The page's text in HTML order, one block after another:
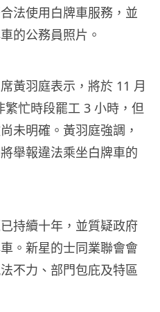
法使用白牌車服務，並
的公務員照片。
黃羽庭表示，將於 11 月
忙時段罷工 3 小時，但
未明確。黃羽庭強調，
舉報違法乘坐白牌車的
持續十年，並質疑政府
。新星的士同業聯會會
不力、部門包庇及特區